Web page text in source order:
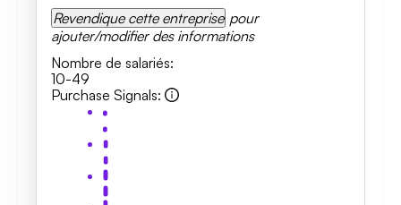
Revendique cette entreprise pour
ajouter/modifier des informations
Nombre de salariés:
10-49
Purchase Signals: